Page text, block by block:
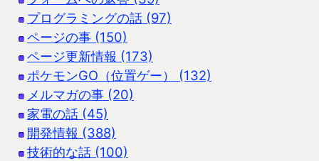
プログラミングの話 (97)
ページの事 (150)
ページ更新情報 (173)
ポケモンGO（位置ゲー） (132)
メルマガの事 (20)
家電の話 (45)
開発情報 (388)
技術的な話 (100)